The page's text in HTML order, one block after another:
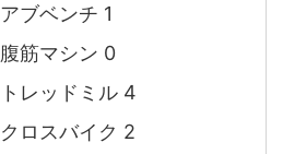
アブベンチ 1
腹筋マシン 0
トレッドミル 4
クロスバイク 2